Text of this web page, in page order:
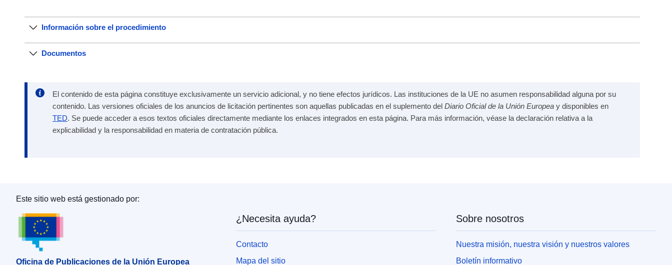
Información sobre el procedimiento
Documentos
El contenido de esta página constituye exclusivamente un servicio adicional, y no tiene efectos jurídicos. Las instituciones de la UE no asumen responsabilidad alguna por su
contenido. Las versiones oficiales de los anuncios de licitación pertinentes son aquellas publicadas en el suplemento del Diario Oficial de la Unión Europea y disponibles en
TED. Se puede acceder a esos textos oficiales directamente mediante los enlaces integrados en esta página. Para más información, véase la declaración relativa a la
explicabilidad y la responsabilidad en materia de contratación pública.
Oficina de Publicaciones de la Unión Europea
Este sitio web está gestionado por:
Oficina de Publicaciones de la Unión Europea
¿Necesita ayuda?
Contacto
Mapa del sitio
Sobre nosotros
Nuestra misión, nuestra visión y nuestros valores
Boletín informativo